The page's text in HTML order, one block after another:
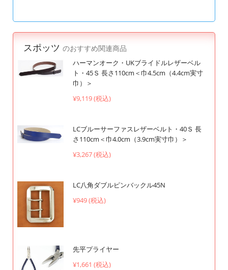
スポッツ のおすすめ関連商品
ハーマンオーク・UKブライドルレザーベル
ト・45Ｓ 長さ110cm＜巾4.5cm（4.4cm実寸
巾）＞
¥9,119 (税込)
LCブルーサーファスレザーベルト・40Ｓ 長
さ110cm＜巾4.0cm（3.9cm実寸巾）＞
¥3,267 (税込)
LC八角ダブルピンバックル45N
¥949 (税込)
先平プライヤー
¥1,661 (税込)